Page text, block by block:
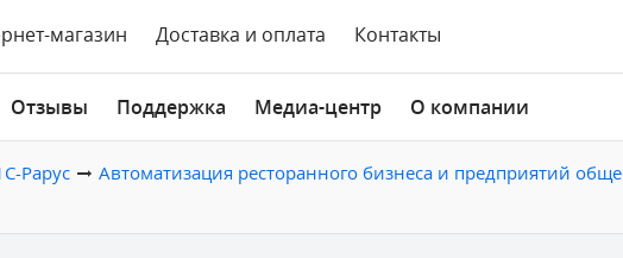
магазин Доставка и оплата Контакты
Отзывы Поддержка Медиа-центр О компании
Рарус
Автоматизация ресторанного бизнеса и предприятий